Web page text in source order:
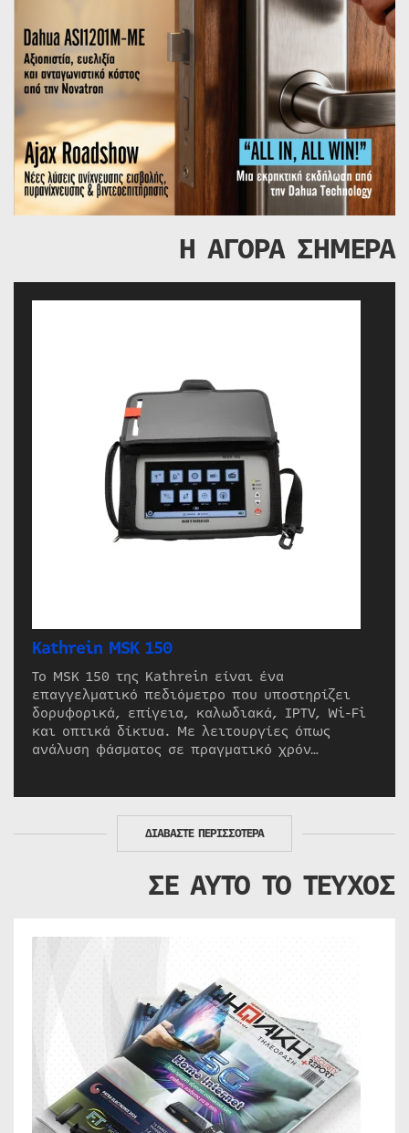
Η ΑΓΟΡΑ ΣΗΜΕΡΑ
Kathrein MSK 150
Το MSK 150 της Kathrein είναι ένα
επαγγελματικό πεδιόμετρο που υποστηρίζει
δορυφορικά, επίγεια, καλωδιακά, IPTV, Wi-Fi
και οπτικά δίκτυα. Με λειτουργίες όπως
ανάλυση φάσματος σε πραγματικό χρόν…
ΔΙΑΒΑΣΤΕ ΠΕΡΙΣΣΟΤΕΡΑ
ΣΕ ΑΥΤΟ ΤΟ ΤΕΥΧΟΣ